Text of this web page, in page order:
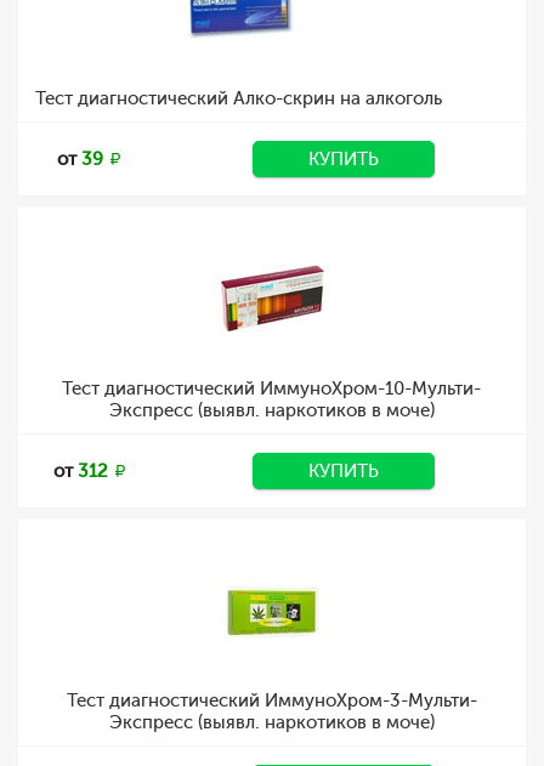
Тест диагностический Алко-скрин на алкоголь
от39 КУПИТЬ
Тест диагностический ИммуноХром-10-Мульти-
Экспресс (выявл. наркотиков в моче)
от312 КУПИТЬ
Тест диагностический ИммуноХром-3-Мульти-
Экспресс (выявл. наркотиков в моче)